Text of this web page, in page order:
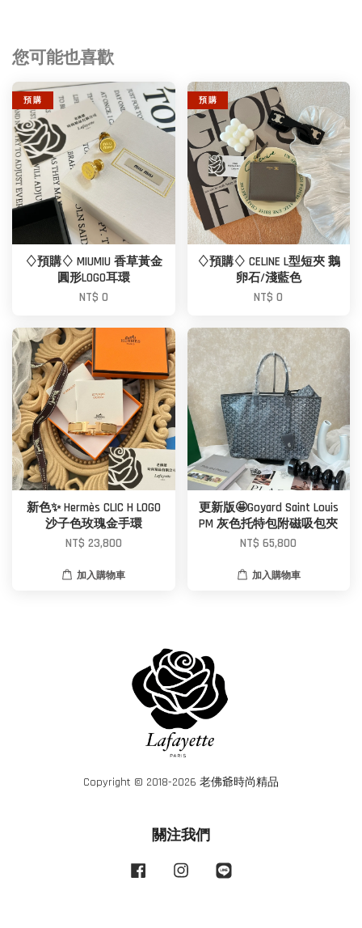
您可能也喜歡
預 購
♢預購♢ MIUMIU 香草黃金
圓形LOGO耳環
NT$ 0
預 購
♢預購♢ CELINE L型短夾 鵝
卵石/淺藍色
NT$ 0
新色✨ Hermès CLIC H LOGO
沙子色玫瑰金手環
NT$ 23,800
加入購物車
更新版🤩Goyard Saint Louis
PM 灰色托特包附磁吸包夾
NT$ 65,800
加入購物車
Copyright © 2018-2026 老佛爺時尚精品
關注我們
Facebook Instagram